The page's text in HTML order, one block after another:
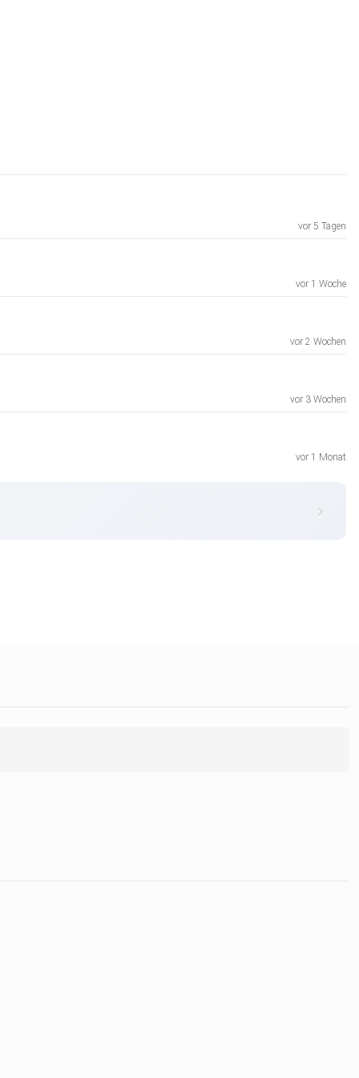
vor 5 Tagen
vor 1 Woche
vor 2 Wochen
vor 3 Wochen
vor 1 Monat